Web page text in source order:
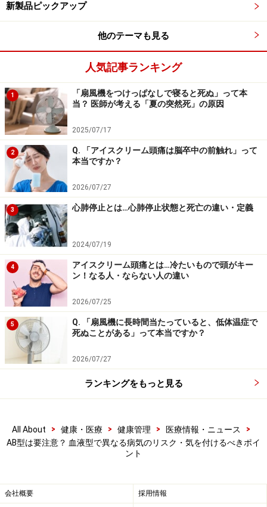
O型、A型、B型の血清には抗A抗体、抗B抗体があります
ので、AB型以外の人にAB型の赤血球を輸血すると溶血を
血清を輸血する場合は、どの血液型でも可能です。
血液型と性格との関連性については医学的根拠がありま
せん。性格は、遺伝要因と環境によって形成されます。
そのため、一般的な血液型への思い込みであったり、同
じ血液型の両親の性格および生活環境の影響を受けるこ
とによって性格と血液型は関連あるように思われるかも
しれません。
■参考文献
※1：Alexander KS, et al： ABO blood type, factor VIII,
and incident cognitive impairment in the REGARDS cohort.
Neurology. 2014; 83(14): 1271–1276.
※2：G. Garratty :Blood groups and disease: a historical
perspective. Transfusion Medicine Reviews.
2000;14(4):291–301.
※3：Zakai NA et al:ABO blood type and stroke risk: the
Reasons for Geographic And Racial Differences in Stroke
Study. J Thromb Haemost. 2014;12:564–570.
factors for thrombosis in Croatian population. Croat Med
J. 2009;50(6):550-8.
【関連記事】
新製品ピックアップ
他のテーマも見る
人気記事ランキング
1
「扇風機をつけっぱなしで寝ると死ぬ」って本
当？ 医師が考える「夏の突然死」の原因
2025/07/17
2
Q. 「アイスクリーム頭痛は脳卒中の前触れ」って
本当ですか？
2026/07/27
3 心肺停止とは…心肺停止状態と死亡の違い・定義
2024/07/19
4
アイスクリーム頭痛とは…冷たいもので頭がキー
ン！なる人・ならない人の違い
2026/07/25
5
Q. 「扇風機に長時間当たっていると、低体温症で
死ぬことがある」って本当ですか？
2026/07/27
ランキングをもっと見る
All About > 健康・医療 > 健康管理 > 医療情報・ニュース
>
AB型は要注意？ 血液型で異なる病気のリスク・気を付けるべきポイ
ント
会社概要 採用情報